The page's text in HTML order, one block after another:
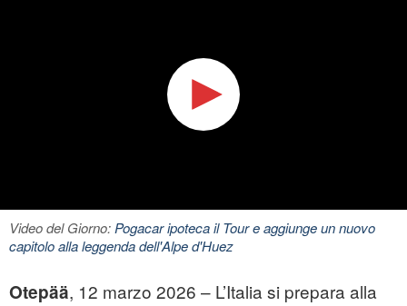
Video del Giorno:Pogacar ipoteca il Tour e aggiunge un nuovo
capitolo alla leggenda dell'Alpe d'Huez
Otepää, 12 marzo 2026 – L’Italia si prepara alla